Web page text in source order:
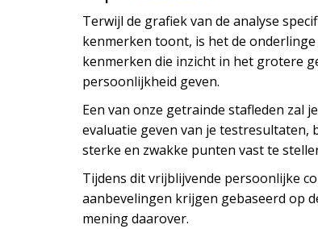
Terwijl de grafiek van de analyse
kenmerken toont, is het de
kenmerken die inzicht in het grotere
persoonlijkheid geven.
Een van onze getrainde stafleden zal
evaluatie geven van je testresultaten,
sterke en zwakke punten vast te
Tijdens dit vrijblijvende persoonlijke
aanbevelingen krijgen gebaseerd op
mening daarover.